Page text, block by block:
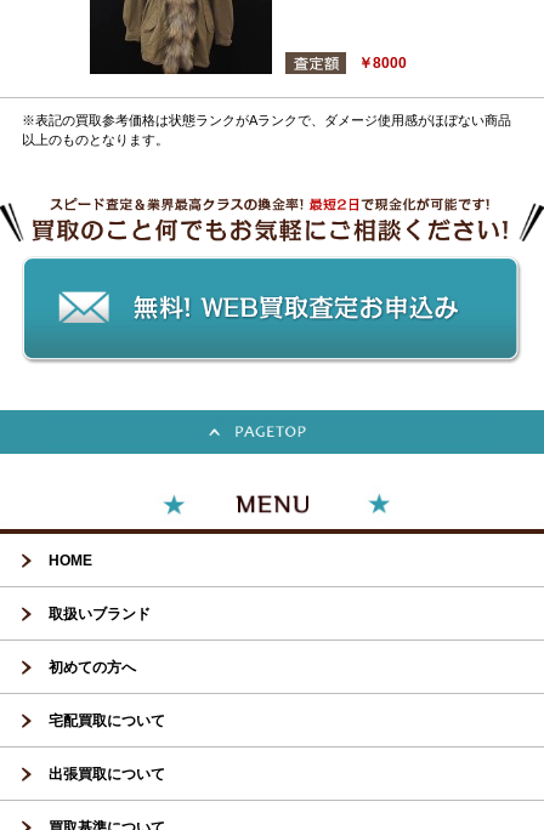
￥8000
※表記の買取参考価格は状態ランクがAランクで、ダメージ使用感がほぼない商品
以上のものとなります。
HOME
取扱いブランド
初めての方へ
宅配買取について
出張買取について